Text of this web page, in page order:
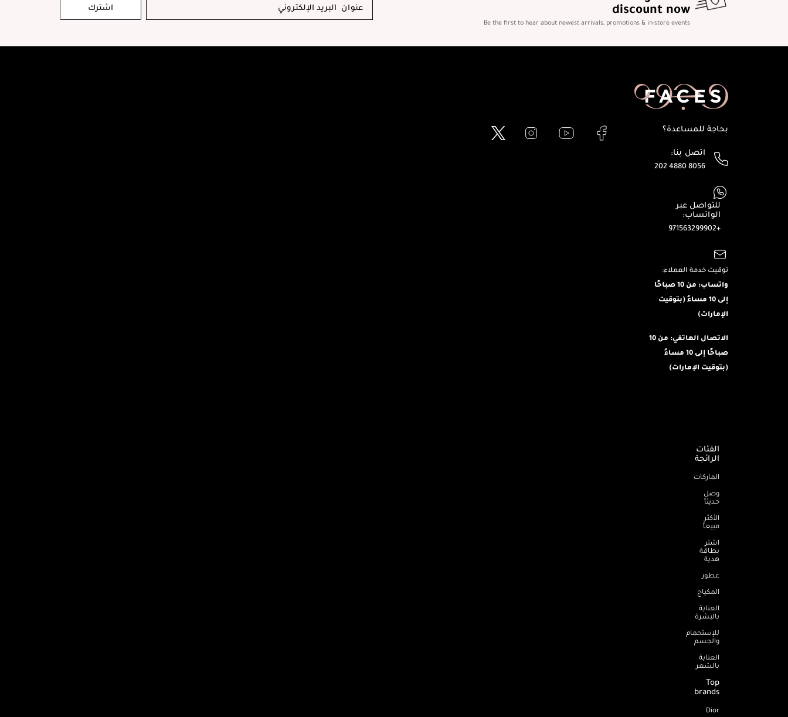
discount now
Be the first to hear about newest arrivals, promotions & in-store events
اشترك
بحاجة للمساعدة؟
اتصل بنا:
202 4880 8056
للتواصل عبر
الواتساب:
+971563299902
توقيت خدمة العملاء:
واتساب: من 10 صباحًا
إلى 10 مساءُ (بتوقيت
الإمارات)
الاتصال الهاتفي: من 10
صباحًا إلى 10 مساءُ
(بتوقيت الإمارات)
الفئات
الرائجة
الماركات
وصل
حديثاً
الأكثر
مبيعاً
اشترِ
بطاقة
هدية
عطور
المكياج
العناية
بالبشرة
للإستحمام
والجسم
العناية
بالشعر
Top
brands
Dior